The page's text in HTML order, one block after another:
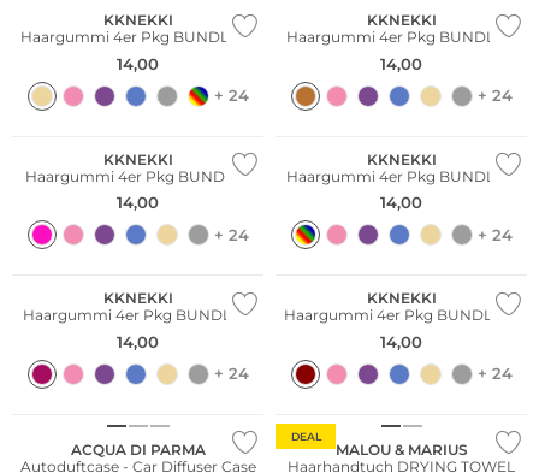
KKNEKKI
Haargummi 4er Pkg BUNDLE 21
14,00
+ 24
KKNEKKI
Haargummi 4er Pkg BUNDLE 11
14,00
+ 24
Multi Pack
KKNEKKI
Haargummi 4er Pkg BUNDLE 1
14,00
+ 24
Multi Pack
KKNEKKI
Haargummi 4er Pkg BUNDLE 2
14,00
+ 24
Multi Pack
KKNEKKI
Haargummi 4er Pkg BUNDLE 4
14,00
+ 24
Multi Pack
KKNEKKI
Haargummi 4er Pkg BUNDLE 31
14,00
+ 24
ACQUA DI PARMA
Autoduftcase - Car Diffuser Case
DEAL
MALOU & MARIUS
Haarhandtuch DRYING TOWEL